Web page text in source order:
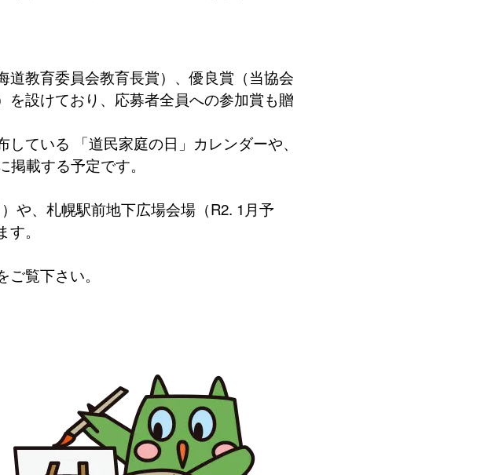
教育委員会教育長賞）、優良賞（当協会
設けており、応募者全員への参加賞も贈
ている 「道民家庭の日」カレンダーや、
載する予定です。
や、札幌駅前地下広場会場（R2. 1月予
。
覧下さい。